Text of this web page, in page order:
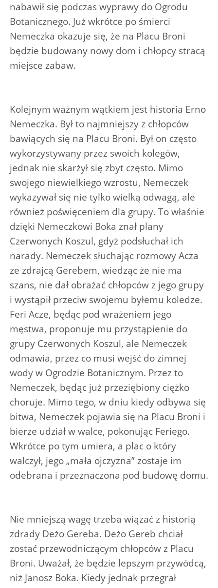
nabawił się podczas wyprawy do Ogrodu
Botanicznego. Już wkrótce po śmierci
Nemeczka okazuje się, że na Placu Broni
będzie budowany nowy dom i chłopcy stracą
miejsce zabaw.
Kolejnym ważnym wątkiem jest historia Erno
Nemeczka. Był to najmniejszy z chłopców
bawiących się na Placu Broni. Był on często
wykorzystywany przez swoich kolegów,
jednak nie skarżył się zbyt często. Mimo
swojego niewielkiego wzrostu, Nemeczek
wykazywał się nie tylko wielką odwagą, ale
również poświęceniem dla grupy. To właśnie
dzięki Nemeczkowi Boka znał plany
Czerwonych Koszul, gdyż podsłuchał ich
narady. Nemeczek słuchając rozmowy Acza
ze zdrajcą Gerebem, wiedząc że nie ma
szans, nie dał obrażać chłopców z jego grupy
i wystąpił przeciw swojemu byłemu koledze.
Feri Acze, będąc pod wrażeniem jego
męstwa, proponuje mu przystąpienie do
grupy Czerwonych Koszul, ale Nemeczek
odmawia, przez co musi wejść do zimnej
wody w Ogrodzie Botanicznym. Przez to
Nemeczek, będąc już przeziębiony ciężko
choruje. Mimo tego, w dniu kiedy odbywa się
bitwa, Nemeczek pojawia się na Placu Broni i
bierze udział w walce, pokonując Feriego.
Wkrótce po tym umiera, a plac o który
walczył, jego „mała ojczyzna” zostaje im
odebrana i przeznaczona pod budowę domu.
Nie mniejszą wagę trzeba wiązać z historią
zdrady Deżo Gereba. Deżo Gereb chciał
zostać przewodniczącym chłopców z Placu
Broni. Uważał, że będzie lepszym przywódcą,
niż Janosz Boka. Kiedy jednak przegrał